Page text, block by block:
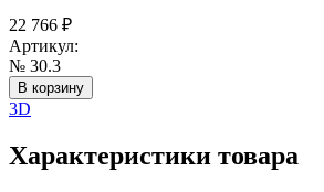
22 766 ₽
Артикул:
№ 30.3
В корзину
3D
Характеристики товара